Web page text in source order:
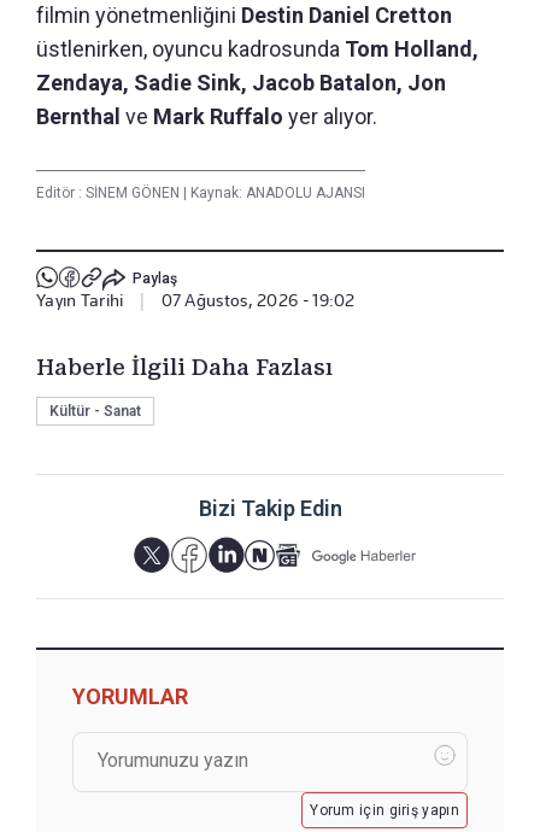
filmin yönetmenliğini Destin Daniel Cretton
üstlenirken, oyuncu kadrosunda Tom Holland,
Zendaya, Sadie Sink, Jacob Batalon, Jon
Bernthal ve Mark Ruffalo yer alıyor.
Editör : SİNEM GÖNEN | Kaynak: ANADOLU AJANSI
Paylaş
Yayın Tarihi 07 Ağustos, 2026 - 19:02
Haberle İlgili Daha Fazlası
Kültür - Sanat
Bizi Takip Edin
YORUMLAR
Yorum için giriş yapın